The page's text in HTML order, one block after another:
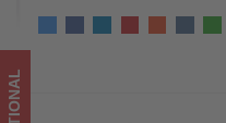
erhöhen
-
Wissen,